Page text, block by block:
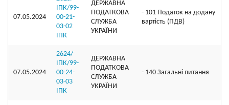
07.05.2024
ІПК/99-
00-21-
03-02
ІПК
ДЕРЖАВНА
ПОДАТКОВА
СЛУЖБА
УКРАЇНИ
- 101 Податок на додану
вартість (ПДВ)
07.05.2024
2624/
ІПК/99-
00-24-
03-03
ІПК
ДЕРЖАВНА
ПОДАТКОВА
СЛУЖБА
УКРАЇНИ
- 140 Загальні питання